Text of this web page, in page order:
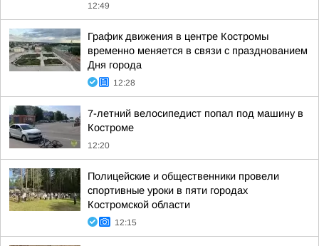
12:49
График движения в центре Костромы
временно меняется в связи с празднованием
Дня города
12:28
7-летний велосипедист попал под машину в
Костроме
12:20
Полицейские и общественники провели
спортивные уроки в пяти городах
Костромской области
12:15